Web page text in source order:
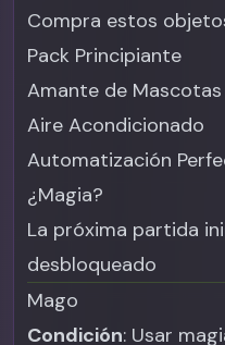
Compra estos
Pack Principiante
Amante de Mascotas
Aire Acondicionado
Automatización
¿Magia?
La próxima partida
desbloqueado
Mago
Condición: Usar